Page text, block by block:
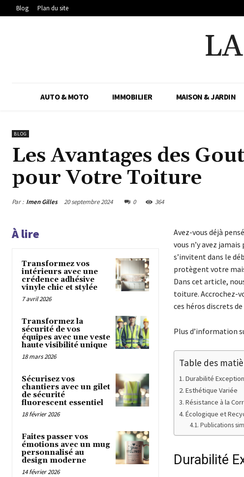
Blog Plan du site
AUTO & MOTO IMMOBILIER MAISON & JARDIN
BLOG
Les Avantages des
pour Votre Toiture
Par : Imen Gilles 20 septembre 2024 0 364
À lire
Transformez vos
intérieurs avec une
crédence adhésive
vinyle chic et stylée
7 avril 2026
Transformez la
sécurité de vos
équipes avec une veste
haute visibilité unique
18 mars 2026
Sécurisez vos
chantiers avec un gilet
de sécurité
fluorescent essentiel
18 février 2026
Faites passer vos
émotions avec un mug
personnalisé au
design moderne
14 février 2026
Avez-vous déjà
vous n’y avez
s’invitent dans le
protègent votre
Dans cet article,
toiture. Accrochez-
ces héros discrets
Plus d’information
Table des
Durabilité
Esthétique Variée
Résistance à la
Écologique et
Publications
Durabilité